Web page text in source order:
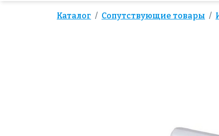
Каталог Сопутствующие товары